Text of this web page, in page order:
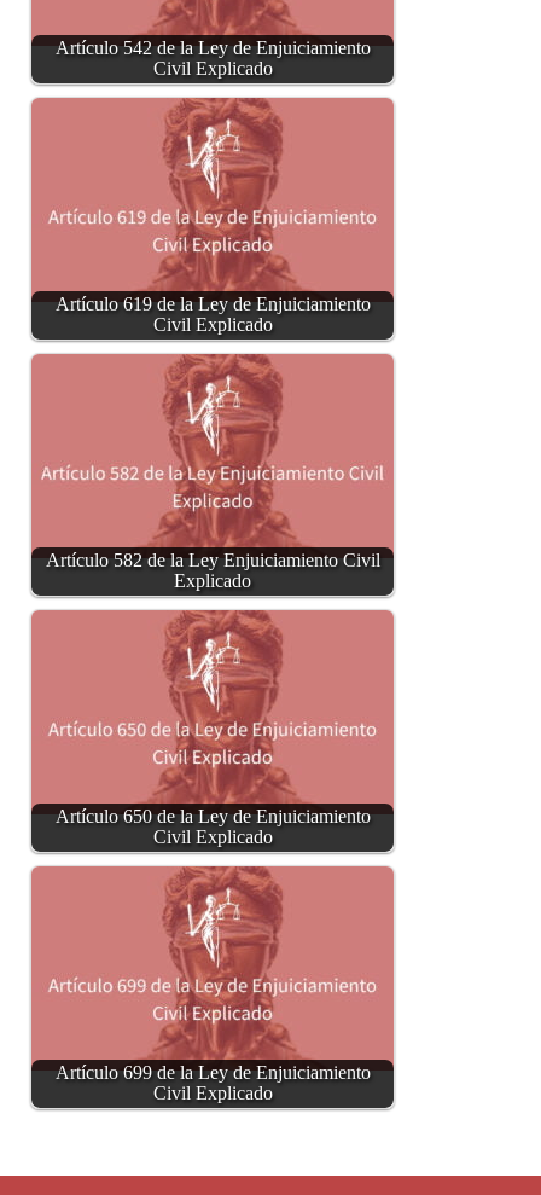
Artículo 542 de la Ley de Enjuiciamiento
Civil Explicado
Artículo 619 de la Ley de Enjuiciamiento
Civil Explicado
Artículo 582 de la Ley Enjuiciamiento Civil
Explicado
Artículo 650 de la Ley de Enjuiciamiento
Civil Explicado
Artículo 699 de la Ley de Enjuiciamiento
Civil Explicado